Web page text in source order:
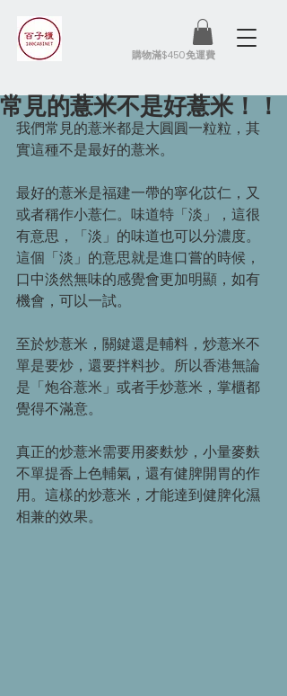
​購物滿$450免運費
常見的薏米不是好薏米！！
我們常見的薏米都是大圓圓一粒粒，其
實這種不是最好的薏米。
最好的薏米是福建一帶的寧化苡仁，又
或者稱作小薏仁。味道特「淡」，這很
有意思，「淡」的味道也可以分濃度。
這個「淡」的意思就是進口嘗的時候，
口中淡然無味的感覺會更加明顯，如有
機會，可以一試。
至於炒薏米，關鍵還是輔料，炒薏米不
單是要炒，還要拌料抄。所以香港無論
是「炮谷薏米」或者手炒薏米，掌櫃都
覺得不滿意。
真正的炒薏米需要用麥麩炒，小量麥麩
不單提香上色輔氣，還有健脾開胃的作
用。這樣的炒薏米，才能達到健脾化濕
相兼的效果。